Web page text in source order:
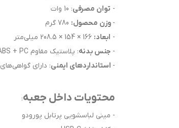
- توان مصرفی: 10 وات
- وزن محصول:
- ابعاد:
- جنس بدنه: پلاستیک مقاوم ABS + PC
- استانداردهای ایمنی: دارای گواهی‌های FCC، CE و RoHS
محتویات داخل جعبه:
- مینی لباسشویی پرتابل پورودو